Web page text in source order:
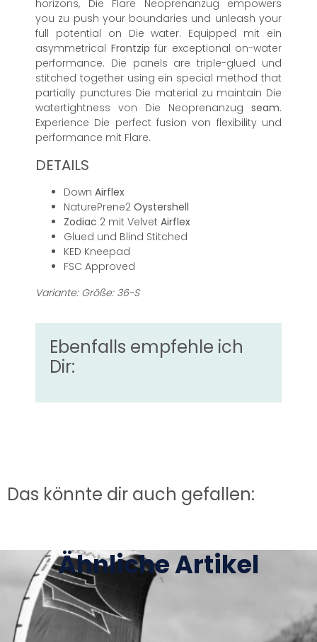
horizons, Die Flare Neoprenanzug empowers
you zu push your boundaries und unleash your
full potential on Die water. Equipped mit ein
asymmetrical Frontzip für exceptional on-water
performance. Die panels are triple-glued und
stitched together using ein special method that
partially punctures Die material zu maintain Die
watertightness von Die Neoprenanzug seam.
Experience Die perfect fusion von flexibility und
performance mit Flare.
DETAILS
Down Airflex
NaturePrene2 Oystershell
Zodiac 2 mit Velvet Airflex
Glued und Blind Stitched
KED Kneepad
FSC Approved
Variante: Größe: 36-S
Ebenfalls empfehle ich
Dir:
Das könnte dir auch gefallen:
Ähnliche Artikel